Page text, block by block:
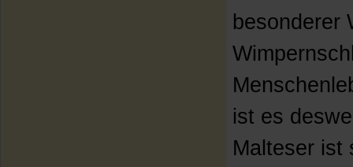
besonderer
ist es
Malteser ist